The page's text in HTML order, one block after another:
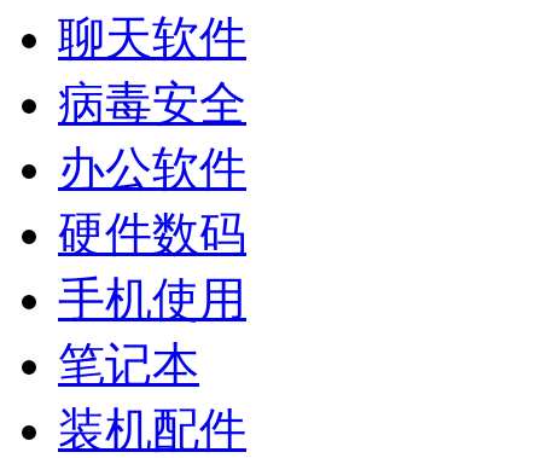
聊天软件
病毒安全
办公软件
硬件数码
手机使用
笔记本
装机配件